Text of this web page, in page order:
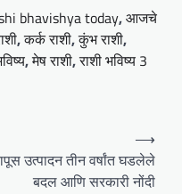
bhavishya today,आजचे
,कर्क राशी,कुंभ राशी,
,मेष राशी,राशी भविष्य 3
उत्पादन तीन वर्षांत घडलेले
बदल आणि सरकारी नोंदी
⟶